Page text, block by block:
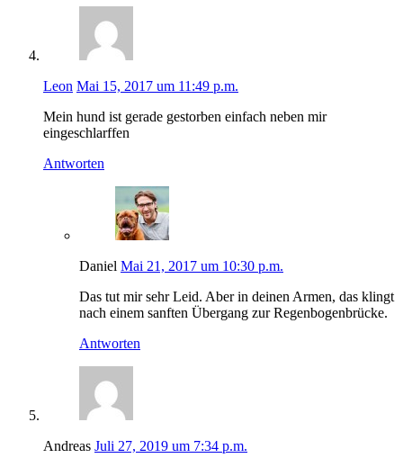
Leon Mai 15, 2017 um 11:49 p.m.
Mein hund ist gerade gestorben einfach neben mir
eingeschlarffen
Antworten
Daniel Mai 21, 2017 um 10:30 p.m.
Das tut mir sehr Leid. Aber in deinen Armen, das klingt
nach einem sanften Übergang zur Regenbogenbrücke.
Antworten
Andreas Juli 27, 2019 um 7:34 p.m.